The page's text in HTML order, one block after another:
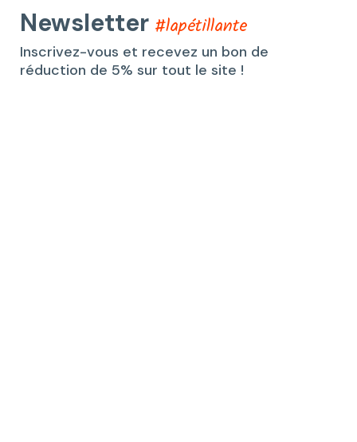
Newsletter #lapétillante
Inscrivez-vous et recevez un bon de
réduction de 5% sur tout le site !